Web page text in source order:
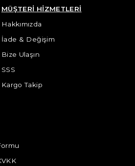
MÜŞTERİ HİZMETLERİ
Hakkımızda
İade & Değişim
Bize Ulaşın
SSS
Kargo Takip